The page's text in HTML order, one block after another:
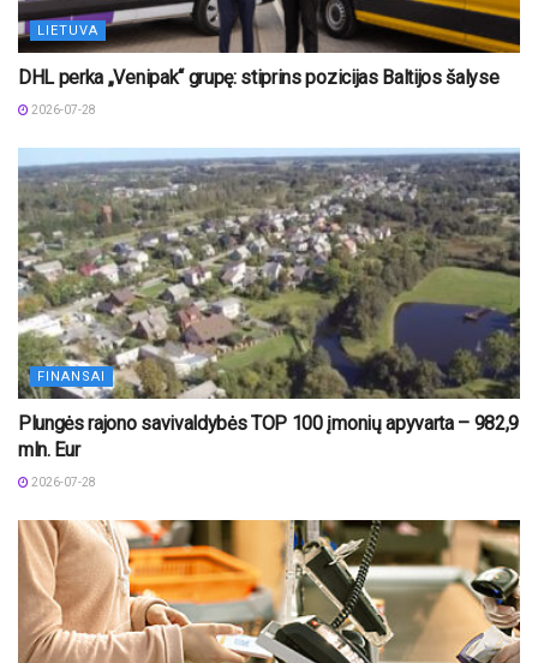
LIETUVA
DHL perka „Venipak“ grupę: stiprins pozicijas Baltijos šalyse
2026-07-28
FINANSAI
Plungės rajono savivaldybės TOP 100 įmonių apyvarta – 982,9
mln. Eur
2026-07-28